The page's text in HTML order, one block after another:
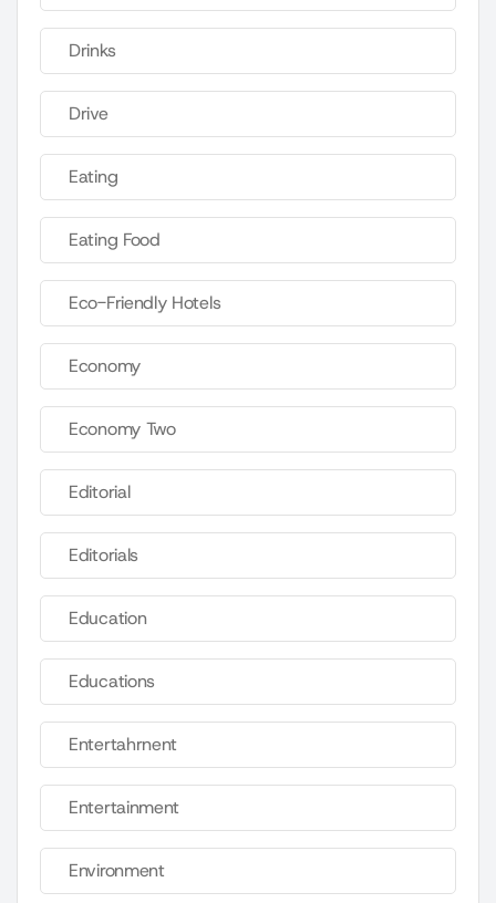
Drinks
Drive
Eating
Eating Food
Eco-Friendly Hotels
Economy
Economy Two
Editorial
Editorials
Education
Educations
Entertahrnent
Entertainment
Environment